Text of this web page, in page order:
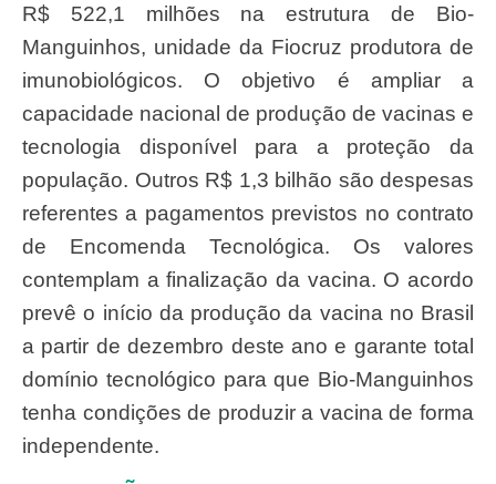
R$ 522,1 milhões na estrutura de Bio-
Manguinhos, unidade da Fiocruz produtora de
imunobiológicos. O objetivo é ampliar a
capacidade nacional de produção de vacinas e
tecnologia disponível para a proteção da
população. Outros R$ 1,3 bilhão são despesas
referentes a pagamentos previstos no contrato
de Encomenda Tecnológica. Os valores
contemplam a finalização da vacina. O acordo
prevê o início da produção da vacina no Brasil
a partir de dezembro deste ano e garante total
domínio tecnológico para que Bio-Manguinhos
tenha condições de produzir a vacina de forma
independente.